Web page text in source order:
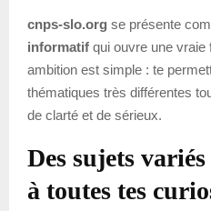
cnps-slo.org se présente
informatif qui ouvre une vraie
ambition est simple : te
thématiques très différentes
de clarté et de sérieux.
Des sujets
à toutes tes